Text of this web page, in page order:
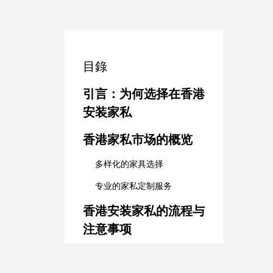
目錄
引言：为何选择在香港
安装家私
香港家私市场的概览
多样化的家具选择
专业的家私定制服务
香港安装家私的流程与
注意事项